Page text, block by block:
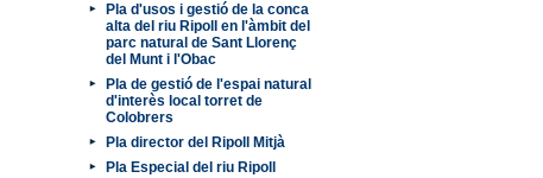
Pla d'usos i gestió de la conca
alta del riu Ripoll en l'àmbit del
parc natural de Sant Llorenç
del Munt i l'Obac
Pla de gestió de l'espai natural
d'interès local torret de
Colobrers
Pla director del Ripoll Mitjà
Pla Especial del riu Ripoll